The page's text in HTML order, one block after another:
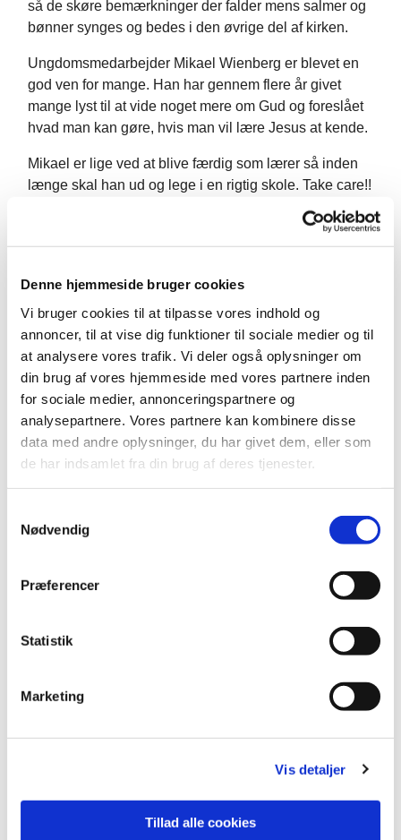
Denne hjemmeside bruger cookies
Vi bruger cookies til at tilpasse vores indhold og
annoncer, til at vise dig funktioner til sociale medier og til
at analysere vores trafik. Vi deler også oplysninger om
din brug af vores hjemmeside med vores partnere inden
for sociale medier, annonceringspartnere og
analysepartnere. Vores partnere kan kombinere disse
data med andre oplysninger, du har givet dem, eller som
de har indsamlet fra din brug af deres tjenester.
Nødvendig
Præferencer
Statistik
Marketing
Vis detaljer
Tillad alle cookies
så de skøre bemærkninger der falder mens salmer og
bønner synges og bedes i den øvrige del af kirken.
Ungdomsmedarbejder Mikael Wienberg er blevet en
god ven for mange. Han har gennem flere år givet
mange lyst til at vide noget mere om Gud og foreslået
hvad man kan gøre, hvis man vil lære Jesus at kende.
Mikael er lige ved at blive færdig som lærer så inden
længe skal han ud og lege i en rigtig skole. Take care!!
Du kan møde Mikael eller andre fra teen- og
Du vil måske også kunne lide...